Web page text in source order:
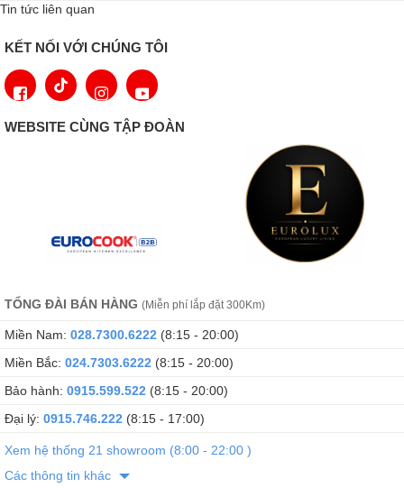
Vòi Rửa Chén Bát Cao Cấp Argo - Mã G-2411- Màu 01
Tin tức liên quan
KẾT NỐI VỚI CHÚNG TÔI
WEBSITE CÙNG TẬP ĐOÀN
TỔNG ĐÀI BÁN HÀNG (Miễn phí lắp đặt 300Km)
Miền Nam: 028.7300.6222 (8:15 - 20:00)
Miền Bắc: 024.7303.6222 (8:15 - 20:00)
Bảo hành: 0915.599.522 (8:15 - 20:00)
Đại lý: 0915.746.222 (8:15 - 17:00)
Xem hệ thống 21 showroom (8:00 - 22:00 )
Các thông tin khác